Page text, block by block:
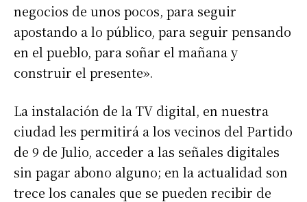
negocios de unos pocos, para seguir
apostando a lo público, para seguir pensando
en el pueblo, para soñar el mañana y
construir el presente».
La instalación de la TV digital, en nuestra
ciudad les permitirá a los vecinos del Partido
de 9 de Julio, acceder a las señales digitales
sin pagar abono alguno; en la actualidad son
trece los canales que se pueden recibir de